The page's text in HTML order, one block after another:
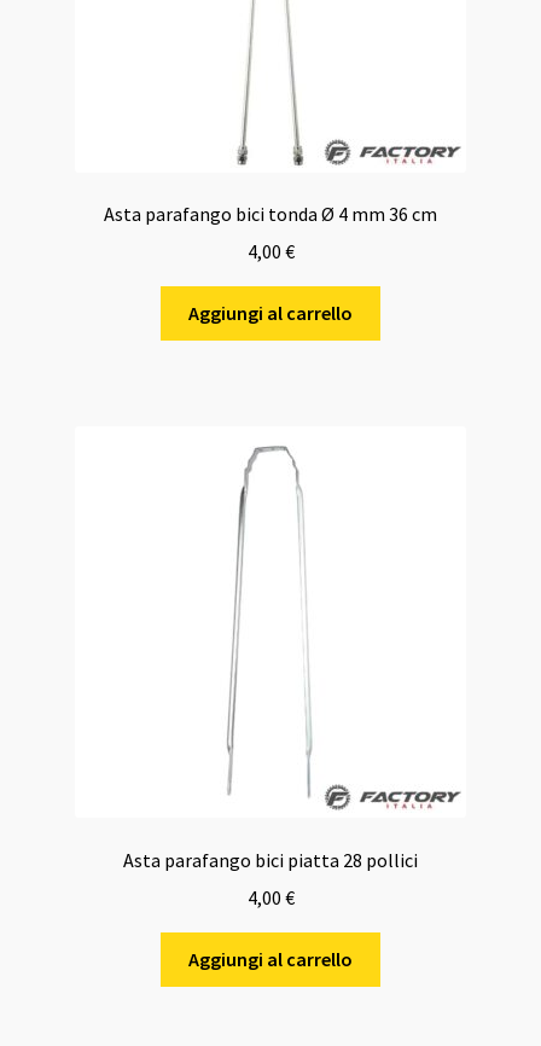
Asta parafango bici tonda Ø 4 mm 36 cm
4,00 €
Aggiungi al carrello
Asta parafango bici piatta 28 pollici
4,00 €
Aggiungi al carrello